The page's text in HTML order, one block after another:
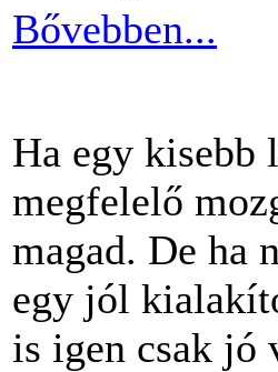
Bővebben...
Ha egy kisebb
megfelelő
magad. De ha
egy jól
is igen csak jó